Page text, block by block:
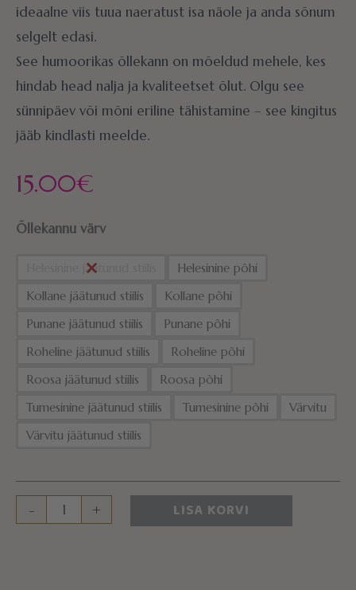
ideaalne viis tuua naeratust isa näole ja anda sõnum
selgelt edasi.
See humoorikas õllekann on mõeldud mehele, kes
hindab head nalja ja kvaliteetset õlut. Olgu see
sünnipäev või mõni eriline tähistamine – see kingitus
jääb kindlasti meelde.
15.00€
Õllekannu värv
Helesinine jäätunud stiilis
Helesinine põhi
Kollane jäätunud stiilis
Kollane põhi
Punane jäätunud stiilis
Punane põhi
Roheline jäätunud stiilis
Roheline põhi
Roosa jäätunud stiilis
Roosa põhi
Tumesinine jäätunud stiilis
Tumesinine põhi
Värvitu
Värvitu jäätunud stiilis
- + LISA KORVI